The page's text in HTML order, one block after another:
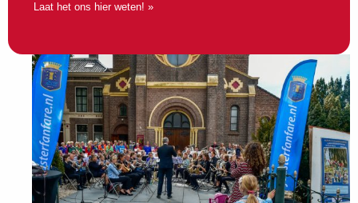
Laat het ons hier weten! »